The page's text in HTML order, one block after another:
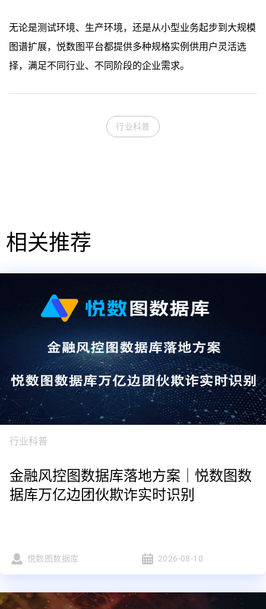
无论是测试环境、生产环境，还是从小型业务起步到大规模
图谱扩展，悦数图平台都提供多种规格实例供用户灵活选
择，满足不同行业、不同阶段的企业需求。
行业科普
相关推荐
行业科普
金融风控图数据库落地方案｜悦数图数
据库万亿边团伙欺诈实时识别
悦数图数据库 2026-08-10